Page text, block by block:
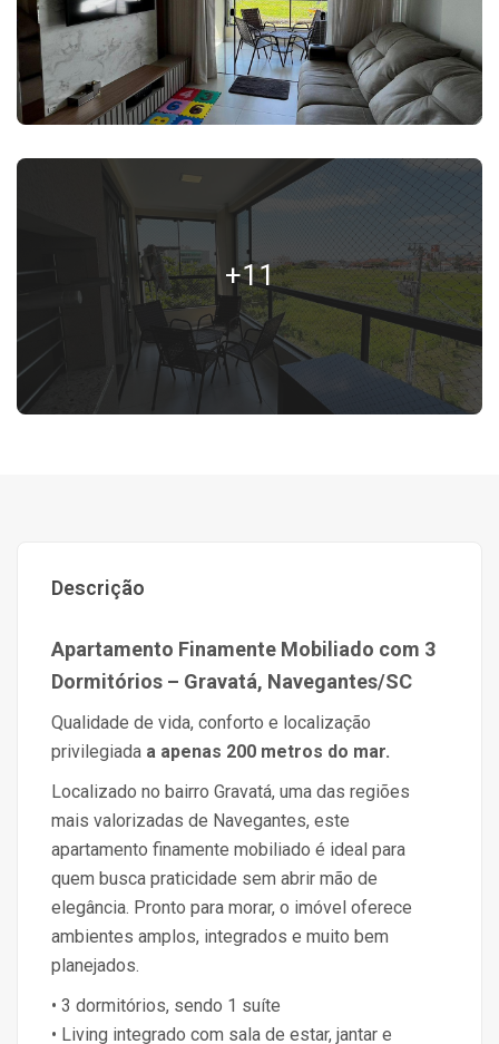
+11
Descrição
Apartamento Finamente Mobiliado com 3
Dormitórios – Gravatá, Navegantes/SC
Qualidade de vida, conforto e localização
privilegiada a apenas 200 metros do mar.
Localizado no bairro Gravatá, uma das regiões
mais valorizadas de Navegantes, este
apartamento finamente mobiliado é ideal para
quem busca praticidade sem abrir mão de
elegância. Pronto para morar, o imóvel oferece
ambientes amplos, integrados e muito bem
planejados.
• 3 dormitórios, sendo 1 suíte
• Living integrado com sala de estar, jantar e